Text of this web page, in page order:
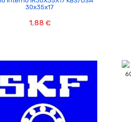
30x35x17
1,88 €